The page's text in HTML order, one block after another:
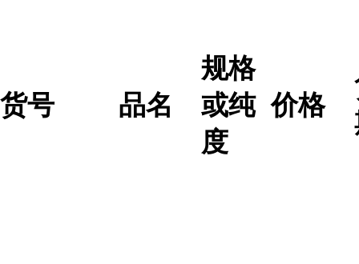
货号 品名
规格
或纯
度
价格